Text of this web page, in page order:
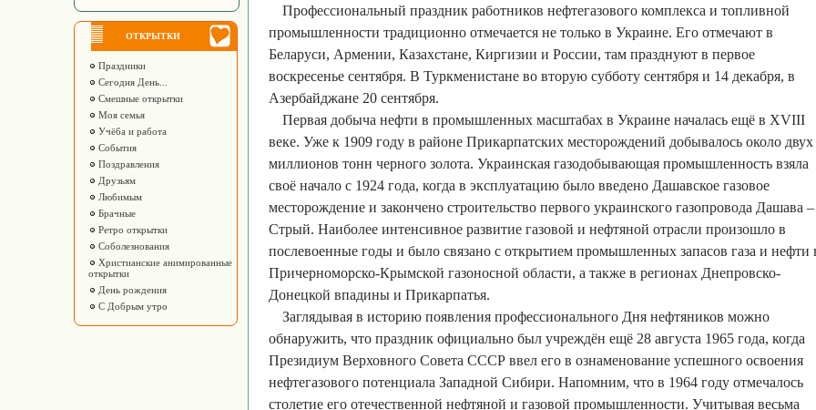
ОТКРЫТКИ
Праздники
Сегодня День...
Смешные открытки
Моя семья
Учёба и работа
События
Поздравления
Друзьям
Любимым
Брачные
Ретро открытки
Соболезнования
Христианские анимированные
открытки
День рождения
С Добрым утро
Профессиональный праздник работников нефтегазового комплекса и топливной
промышленности традиционно отмечается не только в Украине. Его отмечают в
Беларуси, Армении, Казахстане, Киргизии и России, там празднуют в первое
воскресенье сентября. В Туркменистане во вторую субботу сентября и 14 декабря, в
Азербайджане 20 сентября.
Первая добыча нефти в промышленных масштабах в Украине началась ещё в XVIII
веке. Уже к 1909 году в районе Прикарпатских месторождений добывалось около двух
миллионов тонн черного золота. Украинская газодобывающая промышленность взяла
своё начало с 1924 года, когда в эксплуатацию было введено Дашавское газовое
месторождение и закончено строительство первого украинского газопровода Дашава –
Стрый. Наиболее интенсивное развитие газовой и нефтяной отрасли произошло в
послевоенные годы и было связано с открытием промышленных запасов газа и нефти
Причерноморско-Крымской газоносной области, а также в регионах Днепровско-
Донецкой впадины и Прикарпатья.
Заглядывая в историю появления профессионального Дня нефтяников можно
обнаружить, что праздник официально был учреждён ещё 28 августа 1965 года, когда
Президиум Верховного Совета СССР ввел его в ознаменование успешного освоения
нефтегазового потенциала Западной Сибири. Напомним, что в 1964 году отмечалось
столетие его отечественной нефтяной и газовой промышленности. Учитывая весьма